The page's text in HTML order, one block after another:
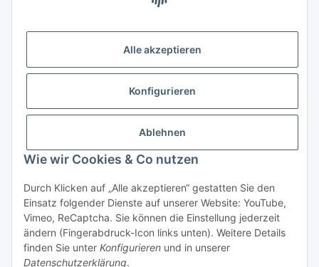
Alle akzeptieren
Konfigurieren
Ablehnen
Wie wir Cookies & Co nutzen
Durch Klicken auf „Alle akzeptieren“ gestatten Sie den
Einsatz folgender Dienste auf unserer Website: YouTube,
Vimeo, ReCaptcha. Sie können die Einstellung jederzeit
ändern (Fingerabdruck-Icon links unten). Weitere Details
finden Sie unter Konfigurieren und in unserer
Datenschutzerklärung.
Höffgeshofweg 14
Finden Sie uns auf Google Maps
Widerrufsbutton